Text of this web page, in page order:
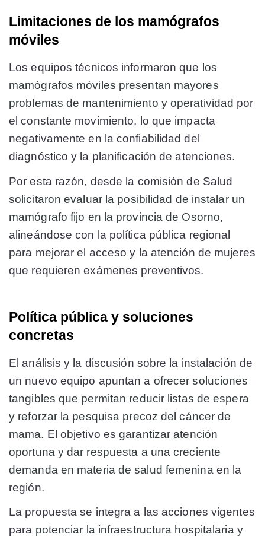
Limitaciones de los mamógrafos
móviles
Los equipos técnicos informaron que los
mamógrafos móviles presentan mayores
problemas de mantenimiento y operatividad por
el constante movimiento, lo que impacta
negativamente en la confiabilidad del
diagnóstico y la planificación de atenciones.
Por esta razón, desde la comisión de Salud
solicitaron evaluar la posibilidad de instalar un
mamógrafo fijo en la provincia de Osorno,
alineándose con la política pública regional
para mejorar el acceso y la atención de mujeres
que requieren exámenes preventivos.
Política pública y soluciones
concretas
El análisis y la discusión sobre la instalación de
un nuevo equipo apuntan a ofrecer soluciones
tangibles que permitan reducir listas de espera
y reforzar la pesquisa precoz del cáncer de
mama. El objetivo esgarantizar atención
oportuna y dar respuesta a una creciente
demanda en materia de salud femenina en la
región.
La propuesta se integra a las acciones vigentes
para potenciar la infraestructura hospitalaria y